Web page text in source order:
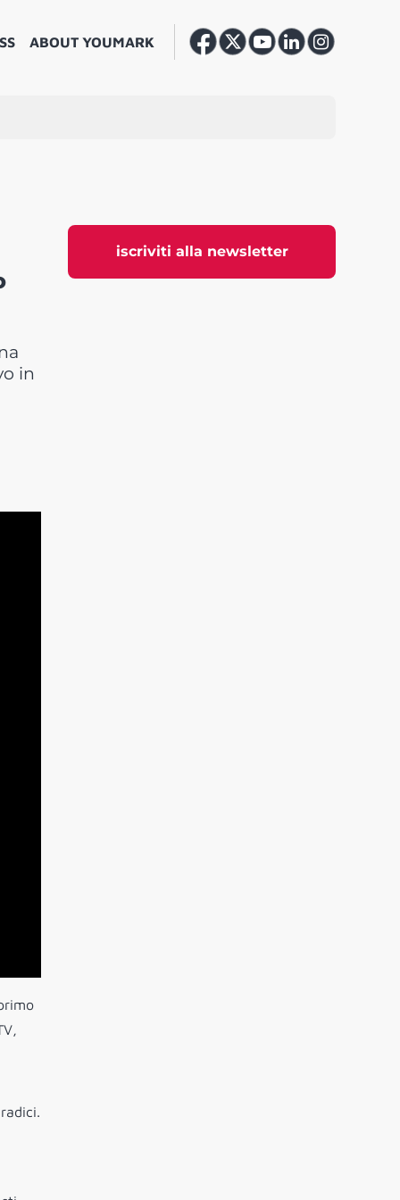
ABOUT YOUMARK
iscriviti alla newsletter
in